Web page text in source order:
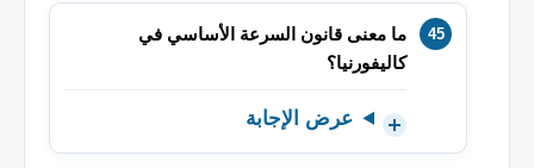
ما معنى قانون السرعة الأساسي في
كاليفورنيا؟
عرض الإجابة